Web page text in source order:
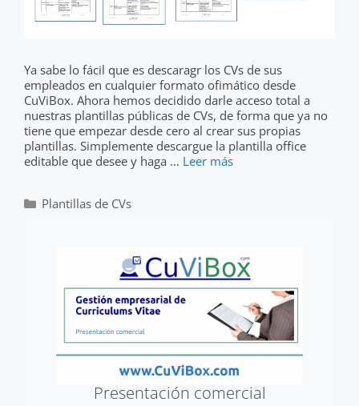
Ya sabe lo fácil que es descaragr los CVs de sus
empleados en cualquier formato ofimático desde
CuViBox. Ahora hemos decidido darle acceso total a
nuestras plantillas públicas de CVs, de forma que ya no
tiene que empezar desde cero al crear sus propias
plantillas. Simplemente descargue la plantilla office
editable que desee y haga … Leer más
Categorías
Plantillas de CVs
Presentación comercial